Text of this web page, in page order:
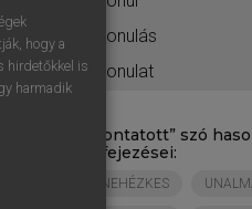
vonulás
vonulat
vontatott” szó
kifejezései:
NEHÉZKES
hogy a
hirdetőkkel is
harmadik